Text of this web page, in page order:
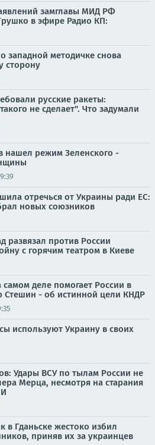
замглавы МИД РФ
в эфире Радио КП:
западной методичке снова
сторону
русские ракеты:
не сделает". Что задумали
нашел режим Зеленского -
отречься от Украины ради ЕС:
новых союзников
развязал против России
с горячим театром в Киеве
деле помогает России в
Стешин - об истинной цели КНДР
используют Украину в своих
Удары ВСУ по тылам России не
Мерца, несмотря на старания
в Гданьске жестоко избил
приняв их за украинцев